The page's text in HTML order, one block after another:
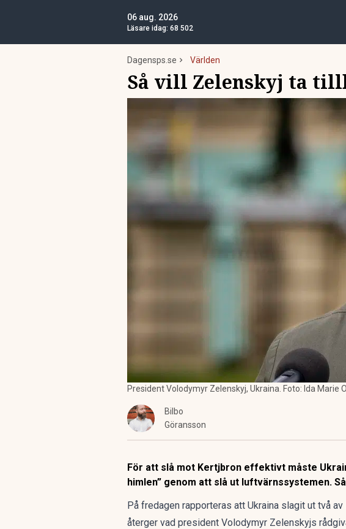
06 aug. 2026
Läsare idag: 68 502
Dagensps.se Världen
Så vill Zelenskyj ta
President Volodymyr Zelenskyj, Ukraina. Foto: Ida Marie
Bilbo
Göransson
För att slå mot Kertjbron effektivt måste
himlen” genom att slå ut luftvärnssystemen.
På fredagen rapporteras att Ukraina slagit ut två
återger vad president Volodymyr Zelenskyjs